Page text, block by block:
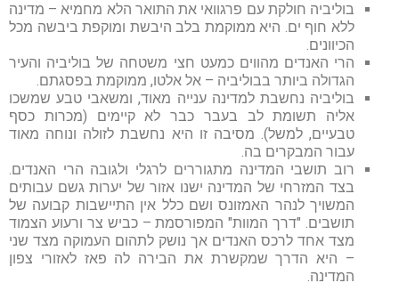
בוליביה חולקת עם פרגוואי את התואר הלא מחמיא – מדינה
ללא חוף ים. היא ממוקמת בלב היבשת ומוקפת ביבשה מכל
הכיוונים.
הרי האנדים מהווים כמעט חצי משטחה של בוליביה והעיר
הגדולה ביותר בבוליביה – אל אלטו, ממוקמת בפסגתם.
בוליביה נחשבת למדינה ענייה מאוד, ומשאבי טבע שמשכו
אליה תשומת לב בעבר כבר לא קיימים (מכרות כסף
טבעיים, למשל). מסיבה זו היא נחשבת לזולה ונוחה מאוד
עבור המבקרים בה.
רוב תושבי המדינה מתגוררים לרגלי ולגובה הרי האנדים.
בצד המזרחי של המדינה ישנו אזור של יערות גשם עבותים
המשויך לנהר האמזונס ושם כלל אין התיישבות קבועה של
תושבים. "דרך המוות" המפורסמת – כביש צר ורעוע הצמוד
מצד אחד לרכס האנדים אך נושק לתהום העמוקה מצד שני
– היא הדרך שמקשרת את הבירה לה פאז לאזורי צפון
המדינה.